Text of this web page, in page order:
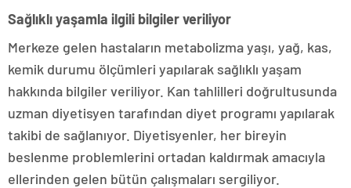
Sağlıklı yaşamla ilgili bilgiler veriliyor
Merkeze gelen hastaların metabolizma yaşı, yağ, kas,
kemik durumu ölçümleri yapılarak sağlıklı yaşam
hakkında bilgiler veriliyor. Kan tahlilleri doğrultusunda
uzman diyetisyen tarafından diyet programı yapılarak
takibi de sağlanıyor. Diyetisyenler, her bireyin
beslenme problemlerini ortadan kaldırmak amacıyla
ellerinden gelen bütün çalışmaları sergiliyor.